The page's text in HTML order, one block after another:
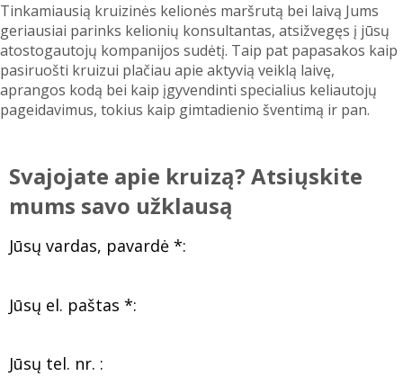
Tinkamiausią kruizinės kelionės maršrutą bei laivą Jums
geriausiai parinks kelionių konsultantas, atsižvegęs į jūsų
atostogautojų kompanijos sudėtį. Taip pat papasakos kaip
pasiruošti kruizui plačiau apie aktyvią veiklą laivę,
aprangos kodą bei kaip įgyvendinti specialius keliautojų
pageidavimus, tokius kaip gimtadienio šventimą ir pan.
Svajojate apie kruizą? Atsiųskite
mums savo užklausą
Jūsų vardas, pavardė *:
Jūsų el. paštas *:
Jūsų tel. nr. :